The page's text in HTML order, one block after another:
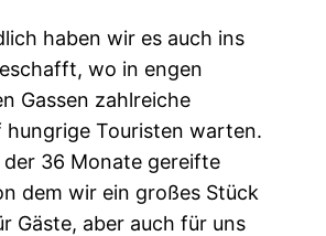
haben wir es auch ins
wo in engen
Gassen zahlreiche
hungrige Touristen warten.
36 Monate gereifte
dem wir ein großes Stück
Gäste, aber auch für uns